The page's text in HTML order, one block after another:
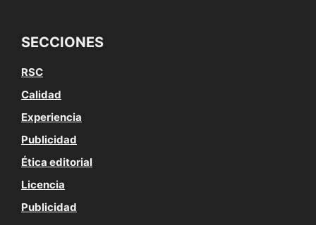
SECCIONES
RSC
Calidad
Experiencia
Publicidad
Ética editorial
Licencia
Publicidad